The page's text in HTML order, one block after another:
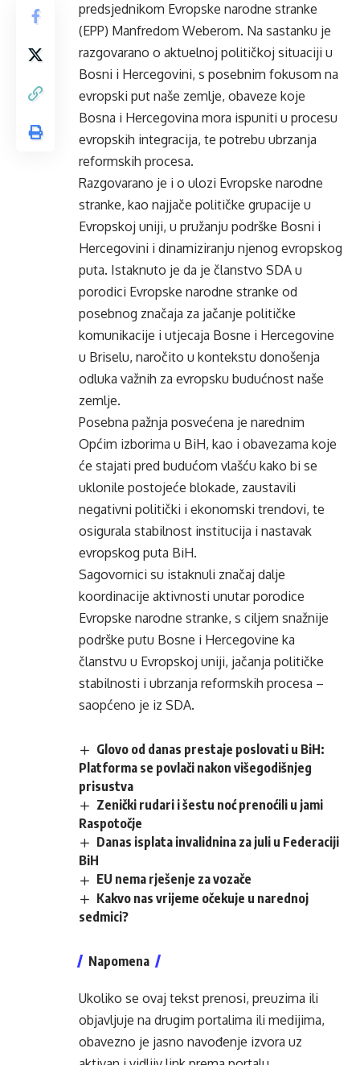
predsjednikom Evropske narodne stranke
(EPP) Manfredom Weberom. Na sastanku je
razgovarano o aktuelnoj političkoj situaciji u
Bosni i Hercegovini, s posebnim fokusom na
evropski put naše zemlje, obaveze koje
Bosna i Hercegovina mora ispuniti u procesu
evropskih integracija, te potrebu ubrzanja
reformskih procesa.
Razgovarano je i o ulozi Evropske narodne
stranke, kao najjače političke grupacije u
Evropskoj uniji, u pružanju podrške Bosni i
Hercegovini i dinamiziranju njenog evropskog
puta. Istaknuto je da je članstvo SDA u
porodici Evropske narodne stranke od
posebnog značaja za jačanje političke
komunikacije i utjecaja Bosne i Hercegovine
u Briselu, naročito u kontekstu donošenja
odluka važnih za evropsku budućnost naše
zemlje.
Posebna pažnja posvećena je narednim
Općim izborima u BiH, kao i obavezama koje
će stajati pred budućom vlašću kako bi se
uklonile postojeće blokade, zaustavili
negativni politički i ekonomski trendovi, te
osigurala stabilnost institucija i nastavak
evropskog puta BiH.
Sagovornici su istaknuli značaj dalje
koordinacije aktivnosti unutar porodice
Evropske narodne stranke, s ciljem snažnije
podrške putu Bosne i Hercegovine ka
članstvu u Evropskoj uniji, jačanja političke
stabilnosti i ubrzanja reformskih procesa –
saopćeno je iz SDA.
Glovo od danas prestaje poslovati u BiH:
Platforma se povlači nakon višegodišnjeg
prisustva
Zenički rudari i šestu noć prenoćili u jami
Raspotočje
Danas isplata invalidnina za juli u Federaciji
BiH
EU nema rješenje za vozače
Kakvo nas vrijeme očekuje u narednoj
sedmici?
Napomena
Ukoliko se ovaj tekst prenosi, preuzima ili
objavljuje na drugim portalima ili medijima,
obavezno je jasno navođenje izvora uz